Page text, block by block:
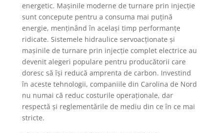
energetic. Mașinile moderne de turnare prin injecție
sunt concepute pentru a consuma mai puțină
energie, menținând în același timp performanțe
ridicate. Sistemele hidraulice servoacționate și
mașinile de turnare prin injecție complet electrice au
devenit alegeri populare pentru producătorii care
doresc să își reducă amprenta de carbon. Investind
în aceste tehnologii, companiile din Carolina de Nord
nu numai că reduc costurile operaționale, dar
respectă și reglementările de mediu din ce în ce mai
stricte.